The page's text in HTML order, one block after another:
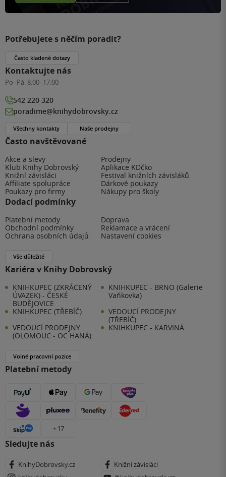
Často navštěvované
Akce a slevy
Prodejny
Klub Knihy Dobrovský
Aplikace KDčko
Knižní závisláci
Festival knižních závisláků
Affiliate spolupráce
Dárkové poukazy
Poukazy pro firmy
Nákupy pro školy
Dodací podmínky
Platební metody
Doprava
Obchodní podmínky
Reklamace a vrácení
Ochrana osobních údajů
Nastavení cookies
Vše důležité
Kariéra v Knihy Dobrovský
KNIHKUPEC (ZKRÁCENÝ
ÚVAZEK) - ČESKÉ
BUDĚJOVICE
KNIHKUPEC - BRNO (Galerie
Vaňkovka)
KNIHKUPEC (TŘEBÍČ)
VEDOUCÍ PRODEJNY
(TŘEBÍČ)
VEDOUCÍ PRODEJNY
(OLOMOUC - OC HANÁ)
KNIHKUPEC - KARVINÁ
Volné pracovní pozice
Platební metody
+ 17
Sledujte nás
KnihyDobrovsky.cz
Knižní závisláci
Potřebujete s něčím poradit?
Často kladené dotazy
Kontaktujte nás
Po–Pá: 8:00–17:00
542 220 320
poradime@knihydobrovsky.cz
Všechny kontakty Naše prodejny